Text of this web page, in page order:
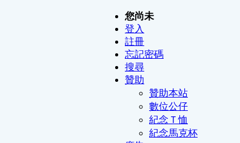
您尚未
登入
註冊
忘記密碼
搜尋
贊助
贊助本站
數位公仔
紀念Ｔ恤
紀念馬克杯